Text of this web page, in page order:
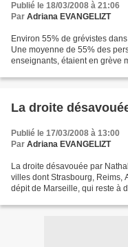
Publié le 18/03/2008 à 21:06
Par Adriana EVANGELIZT
Environ 55% de grévistes
Une moyenne de 55% des
enseignants, étaient en grève
La droite
Publié le 17/03/2008 à 13:00
Par Adriana EVANGELIZT
La droite désavouée par
villes dont Strasbourg, Reims,
dépit de Marseille, qui reste à